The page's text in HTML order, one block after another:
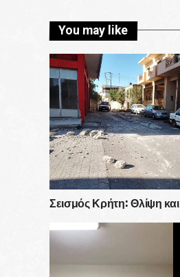
You may like
Σεισμός Κρήτη: Θλίψη και
(ΦΩΤΟΓΡΑΦΙΕΣ)